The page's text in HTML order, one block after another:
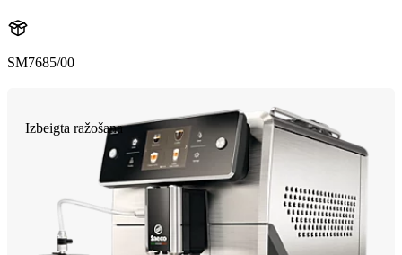
SM7685/00
Izbeigta ražošana